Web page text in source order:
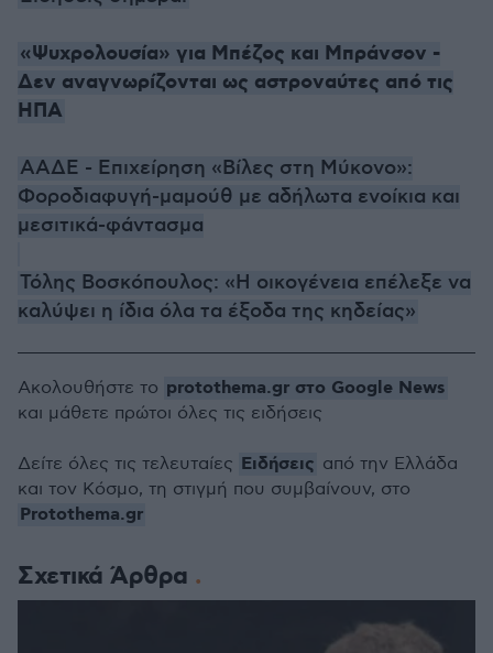
«Ψυχρολουσία» για Μπέζος και Μπράνσον -
Δεν αναγνωρίζονται ως αστροναύτες από τις
ΗΠΑ
ΑΑΔΕ - Επιχείρηση «Βίλες στη Μύκονο»:
Φοροδιαφυγή-μαμούθ με αδήλωτα ενοίκια και
μεσιτικά-φάντασμα
Τόλης Βοσκόπουλος: «Η οικογένεια επέλεξε να
καλύψει η ίδια όλα τα έξοδα της κηδείας»
Σχετικά Άρθρα
Ακολουθήστε το protothema.gr στο Google News
και μάθετε πρώτοι όλες τις ειδήσεις
Δείτε όλες τις τελευταίες Ειδήσεις από την Ελλάδα
και τον Κόσμο, τη στιγμή που συμβαίνουν, στο
Protothema.gr